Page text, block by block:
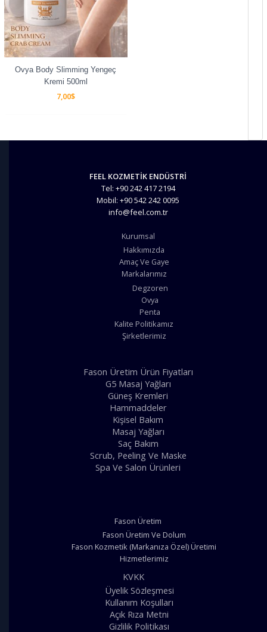
Ovya Body Slimming Yengeç
Kremi 500ml
7,00$
FEEL KOZMETİK ENDÜSTRİ
Tel: +90 242 417 2194
Mobil: +90 542 242 0095
info@feel.com.tr
Kurumsal
Hakkımızda
Amaç Ve Gaye
Markalarımız
Degzoren
Ovya
Penta
Kalite Politikamız
Şirketlerimiz
Fason Üretim Ürün Fiyatları
G5 Masaj Yağları
Güneş Kremleri
Hammaddeler
Kişisel Bakım
Masaj Yağları
Saç Bakım
Scrub, Peeling Ve Maske
Spa Ve Salon Ürünleri
Fason Üretim
Fason Üretim Ve Dolum
Fason Kozmetik (Markanıza Özel) Üretimi
Hizmetlerimiz
KVKK
Üyelik Sözleşmesi
Kullanım Koşulları
Açık Rıza Metni
Gizlilik Politikası